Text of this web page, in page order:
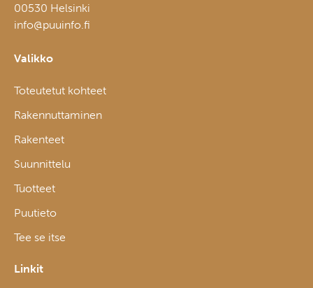
00530 Helsinki
info@puuinfo.fi
Valikko
Toteutetut kohteet
Rakennuttaminen
Rakenteet
Suunnittelu
Tuotteet
Puutieto
Tee se itse
Linkit